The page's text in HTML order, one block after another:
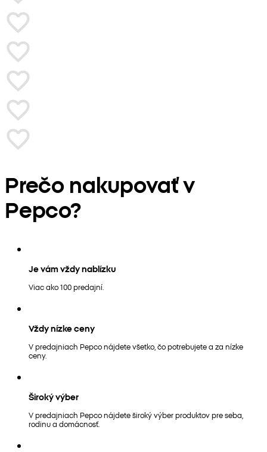
Prečo nakupovať v
Pepco?
Je vám vždy nablízku
Viac ako 100 predajní.
Vždy nízke ceny
V predajniach Pepco nájdete všetko, čo potrebujete a za nízke
ceny.
Široký výber
V predajniach Pepco nájdete široký výber produktov pre seba,
rodinu a domácnosť.